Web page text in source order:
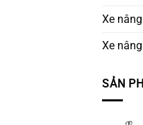
Xe
Xe
SẢN